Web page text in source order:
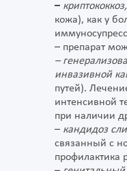
–
кожа), как у
– препарат
–
инвазивной
путей).
интенсивной
при наличии
– кандидоз
связанный с
профилактика